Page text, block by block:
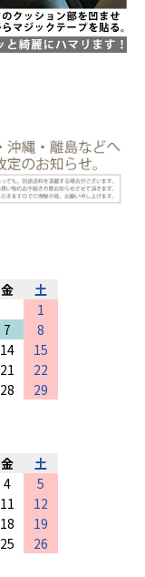
金
土
1
7
8
14
15
21
22
28
29
金
土
4
5
11
12
18
19
25
26